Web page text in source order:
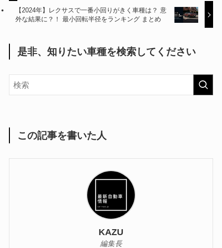
【2024年】レクサスで一番小回りがきく車種は？ 意
外な結果に？！ 最小回転半径をランキング まとめ
是非、知りたい車種を検索してください
この記事を書いた人
KAZU
編集長